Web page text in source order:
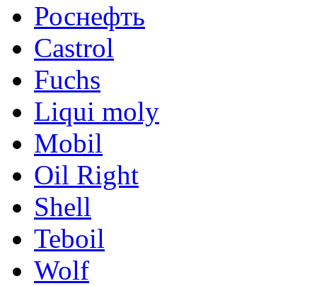
Роснефть
Castrol
Fuchs
Liqui moly
Mobil
Oil Right
Shell
Teboil
Wolf